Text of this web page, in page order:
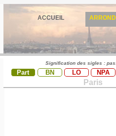
ACCUEIL
Signification des sigles :
Part BN LO NPA
Paris